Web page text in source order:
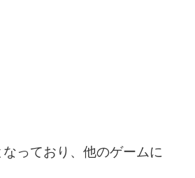
っており、他のゲームに